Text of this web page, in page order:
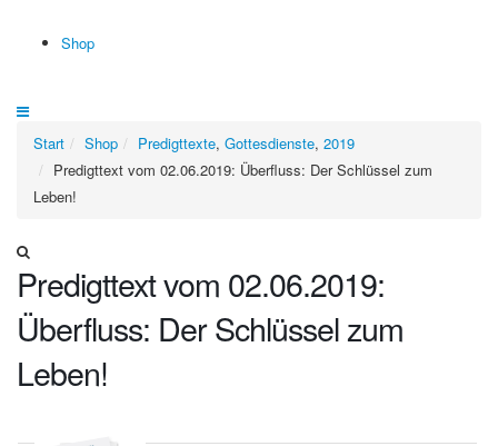
Shop
Start Shop Predigttexte, Gottesdienste, 2019
Predigttext vom 02.06.2019: Überfluss: Der Schlüssel zum
Leben!
Predigttext vom 02.06.2019:
Überfluss: Der Schlüssel zum
Leben!